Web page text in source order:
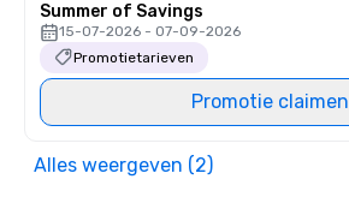
Summer of Savings
15-07-2026 - 07-09-2026
Promotietarieven
Promotie claimen
Alles weergeven (2)